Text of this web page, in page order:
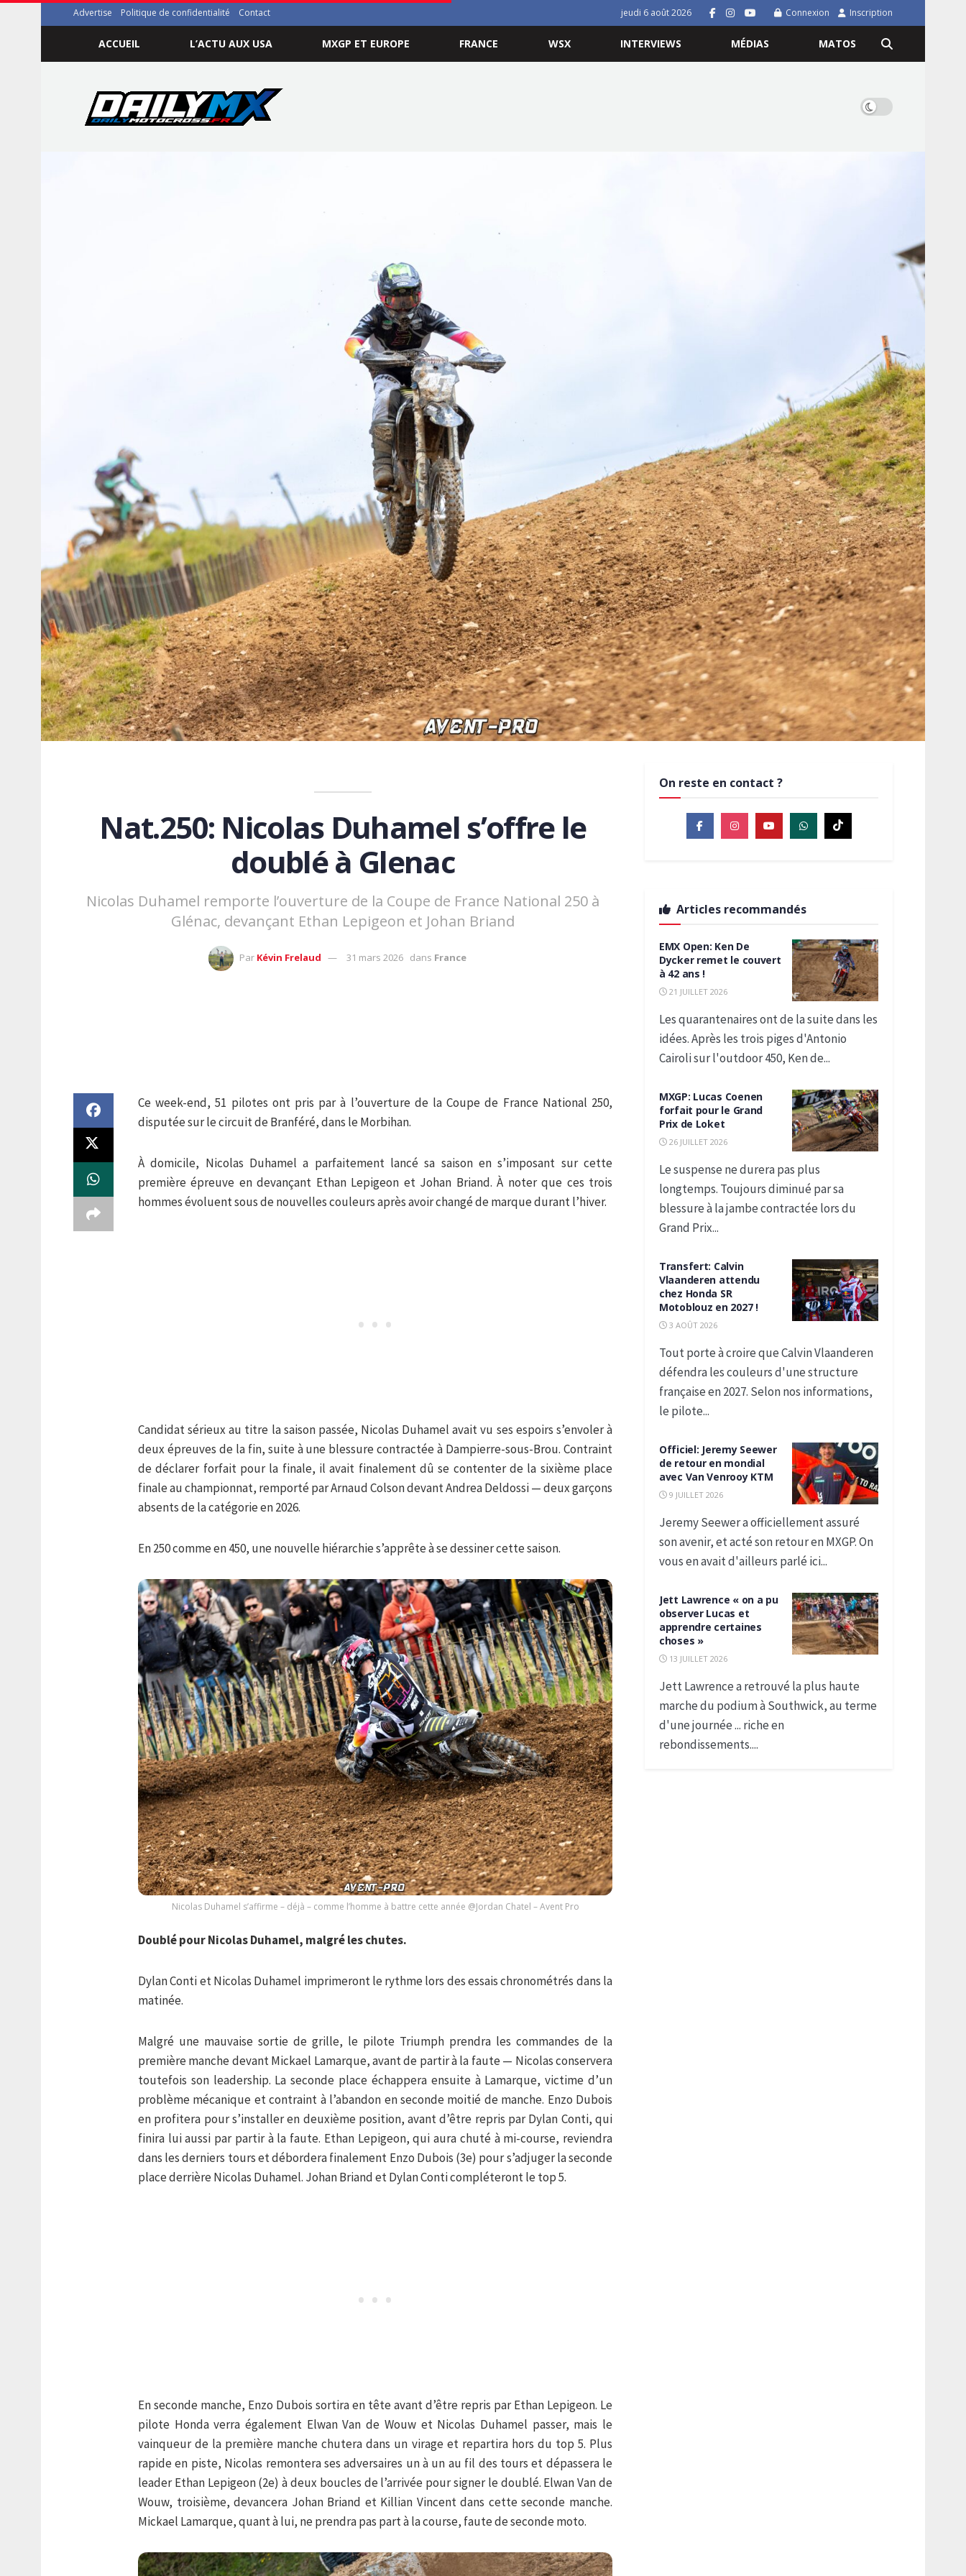
Advertise Politique de confidentialité Contact jeudi 6 août 2026 Connexion Inscription
ACCUEIL L’ACTU AUX USA MXGP ET EUROPE FRANCE WSX INTERVIEWS MÉDIAS MATOS
Nat.250: Nicolas Duhamel s’offre le
doublé à Glenac
Nicolas Duhamel remporte l’ouverture de la Coupe de France National 250 à
Glénac, devançant Ethan Lepigeon et Johan Briand
Par Kévin Frelaud 31 mars 2026 dans France
Ce week-end, 51 pilotes ont pris par à l’ouverture de la Coupe de France National 250,
disputée sur le circuit de Branféré, dans le Morbihan.
À domicile, Nicolas Duhamel a parfaitement lancé sa saison en s’imposant sur cette
première épreuve en devançant Ethan Lepigeon et Johan Briand. À noter que ces trois
hommes évoluent sous de nouvelles couleurs après avoir changé de marque durant l’hiver.
Candidat sérieux au titre la saison passée, Nicolas Duhamel avait vu ses espoirs s’envoler à
deux épreuves de la fin, suite à une blessure contractée à Dampierre-sous-Brou. Contraint
de déclarer forfait pour la finale, il avait finalement dû se contenter de la sixième place
finale au championnat, remporté par Arnaud Colson devant Andrea Deldossi — deux garçons
absents de la catégorie en 2026.
En 250 comme en 450, une nouvelle hiérarchie s’apprête à se dessiner cette saison.
Nicolas Duhamel s’affirme – déjà – comme l’homme à battre cette année @Jordan Chatel – Avent Pro
Doublé pour Nicolas Duhamel, malgré les chutes.
Dylan Conti et Nicolas Duhamel imprimeront le rythme lors des essais chronométrés dans la
matinée.
Malgré une mauvaise sortie de grille, le pilote Triumph prendra les commandes de la
première manche devant Mickael Lamarque, avant de partir à la faute — Nicolas conservera
toutefois son leadership. La seconde place échappera ensuite à Lamarque, victime d’un
problème mécanique et contraint à l’abandon en seconde moitié de manche. Enzo Dubois
en profitera pour s’installer en deuxième position, avant d’être repris par Dylan Conti, qui
finira lui aussi par partir à la faute. Ethan Lepigeon, qui aura chuté à mi-course, reviendra
dans les derniers tours et débordera finalement Enzo Dubois (3e) pour s’adjuger la seconde
place derrière Nicolas Duhamel. Johan Briand et Dylan Conti compléteront le top 5.
En seconde manche, Enzo Dubois sortira en tête avant d’être repris par Ethan Lepigeon. Le
pilote Honda verra également Elwan Van de Wouw et Nicolas Duhamel passer, mais le
vainqueur de la première manche chutera dans un virage et repartira hors du top 5. Plus
rapide en piste, Nicolas remontera ses adversaires un à un au fil des tours et dépassera le
leader Ethan Lepigeon (2e) à deux boucles de l’arrivée pour signer le doublé. Elwan Van de
Wouw, troisième, devancera Johan Briand et Killian Vincent dans cette seconde manche.
Mickael Lamarque, quant à lui, ne prendra pas part à la course, faute de seconde moto.
On reste en contact ?
Articles recommandés
EMX Open: Ken De
Dycker remet le couvert
à 42 ans !
21 JUILLET 2026
Les quarantenaires ont de la suite dans les
idées. Après les trois piges d'Antonio
Cairoli sur l'outdoor 450, Ken de...
MXGP: Lucas Coenen
forfait pour le Grand
Prix de Loket
26 JUILLET 2026
Le suspense ne durera pas plus
longtemps. Toujours diminué par sa
blessure à la jambe contractée lors du
Grand Prix...
Transfert: Calvin
Vlaanderen attendu
chez Honda SR
Motoblouz en 2027 !
3 AOÛT 2026
Tout porte à croire que Calvin Vlaanderen
défendra les couleurs d'une structure
française en 2027. Selon nos informations,
le pilote...
Officiel: Jeremy Seewer
de retour en mondial
avec Van Venrooy KTM
9 JUILLET 2026
Jeremy Seewer a officiellement assuré
son avenir, et acté son retour en MXGP. On
vous en avait d'ailleurs parlé ici...
Jett Lawrence « on a pu
observer Lucas et
apprendre certaines
choses »
13 JUILLET 2026
Jett Lawrence a retrouvé la plus haute
marche du podium à Southwick, au terme
d'une journée ... riche en
rebondissements....